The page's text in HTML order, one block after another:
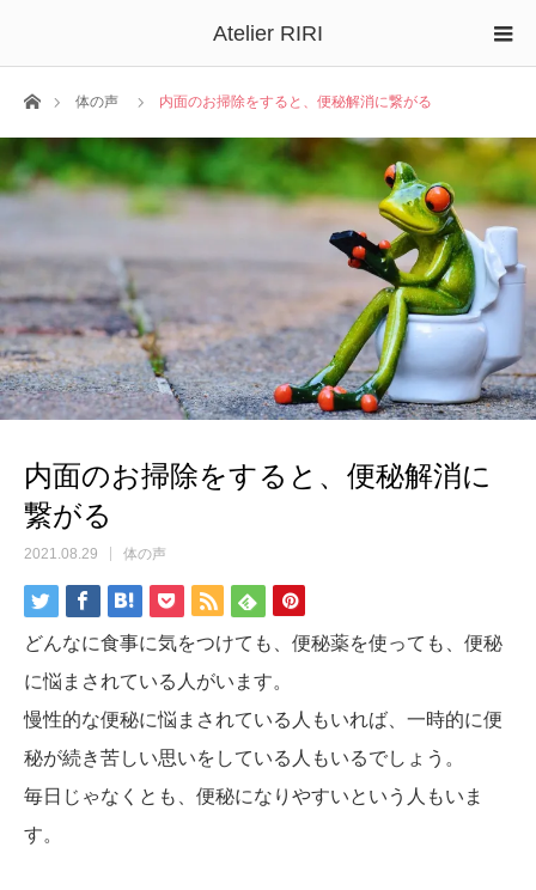
Atelier RIRI
ホーム体の声 内面のお掃除をすると、便秘解消に繋がる
内面のお掃除をすると、便秘解消に
繋がる
2021.08.29 体の声
どんなに食事に気をつけても、便秘薬を使っても、便秘
に悩まされている人がいます。
慢性的な便秘に悩まされている人もいれば、一時的に便
秘が続き苦しい思いをしている人もいるでしょう。
毎日じゃなくとも、便秘になりやすいという人もいま
す。